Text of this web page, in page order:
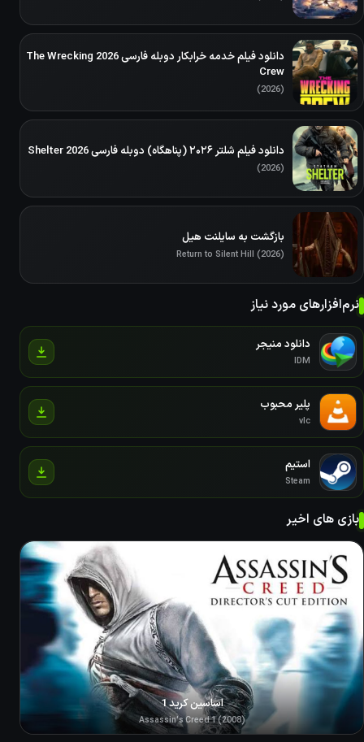
دانلود فیلم خدمه خرابکار دوبله فارسی 2026 The Wrecking
Crew
(2026)
دانلود فیلم شلتر ۲۰۲۶ (پناهگاه) دوبله فارسی Shelter 2026
(2026)
بازگشت به سایلنت هیل
Return to Silent Hill (2026)
نرم‌افزارهای مورد نیاز
دانلود منیجر
IDM
پلیر محبوب
vlc
استیم
Steam
بازی های اخیر
اساسین کرید 1
Assassin's Creed 1 (2008)